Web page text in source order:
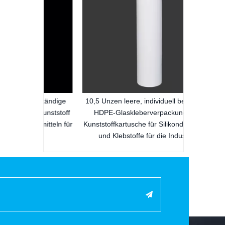
10,5 Unzen leere, individuell bedruckte
HDPE-Glaskleberverpackung aus
Kunststoffkartusche für Silikondichtmittel
und Klebstoffe für die Industrie